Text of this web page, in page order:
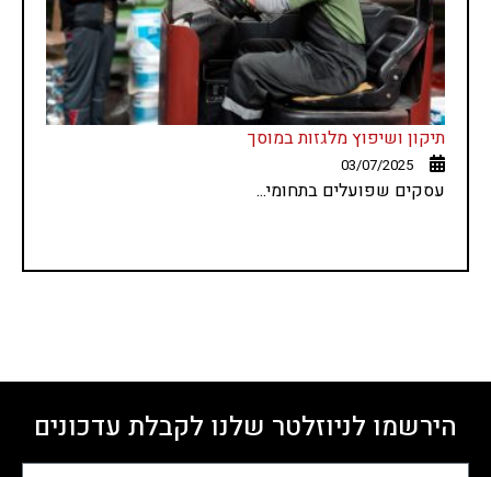
תיקון ושיפוץ מלגזות במוסך
03/07/2025
עסקים שפועלים בתחומי...
הירשמו לניוזלטר שלנו לקבלת עדכונים